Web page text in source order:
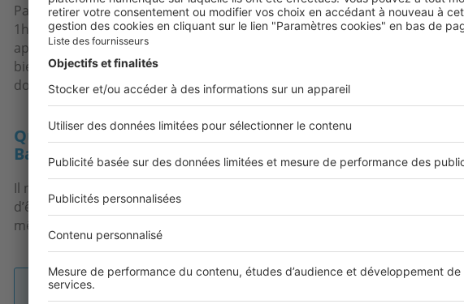
Pas tellement, nous accueillons beaucoup de Franciliens car nous ne
1h30 de Paris. En revanche, les acquéreurs sont de plus en plus sérieux,
appréciable. Avant la crise sanitaire, nous avions affaire à des rêveurs
biens par curiosité. Désormais, il s’agit de plus en plus de personnes
dont le projet d’acquisition est concret.
Quel délai faut-il prévoir pour vendre un bien dans la
Balagne ?
Il n’y a pour ainsi dire pas de délai : l’activité est tellement forte qu’un bien
d’être mis en vente est vendu presque instantanément. Actuellement,
même pas le temps de publier des annonces, les biens entrent et sortent
Image